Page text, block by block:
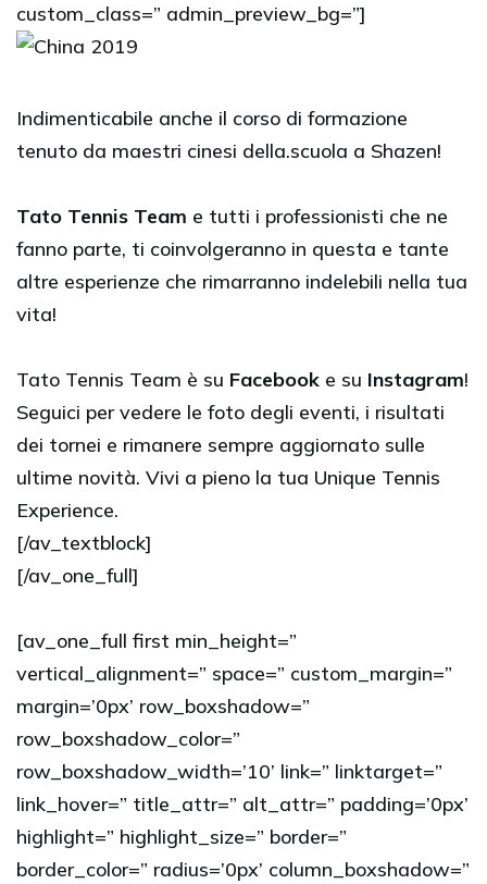
custom_class=” admin_preview_bg=”]
Indimenticabile anche il corso di formazione
tenuto da maestri cinesi della.scuola a Shazen!
Tato Tennis Team e tutti i professionisti che ne
fanno parte, ti coinvolgeranno in questa e tante
altre esperienze che rimarranno indelebili nella tua
vita!
Tato Tennis Team è su Facebook e su Instagram!
Seguici per vedere le foto degli eventi, i risultati
dei tornei e rimanere sempre aggiornato sulle
ultime novità. Vivi a pieno la tua Unique Tennis
Experience.
[/av_textblock]
[/av_one_full]
[av_one_full first min_height=”
vertical_alignment=” space=” custom_margin=”
margin=’0px’ row_boxshadow=”
row_boxshadow_color=”
row_boxshadow_width=’10’ link=” linktarget=”
link_hover=” title_attr=” alt_attr=” padding=’0px’
highlight=” highlight_size=” border=”
border_color=” radius=’0px’ column_boxshadow=”